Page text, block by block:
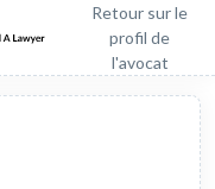
Retour sur le
profil de
l'avocat